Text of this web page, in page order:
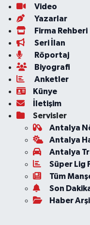
Video
Yazarlar
Firma Rehberi
Seri İlan
Röportaj
Biyografi
Anketler
Künye
İletişim
Servisler
Antalya
Antalya
Antalya
Süper Lig
Tüm
Son
Haber